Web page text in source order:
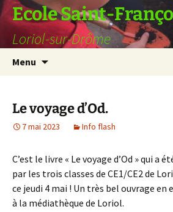
Ecole Saint-
Loriol-sur-Drôme
Menu
Le voyage d’Od.
7 mai 2023 Info flash
C’est le livre « Le voyage d’Od » qui a
par les trois classes de CE1/CE2 de
ce jeudi 4 mai ! Un très bel ouvrage en
à la médiathèque de Loriol.